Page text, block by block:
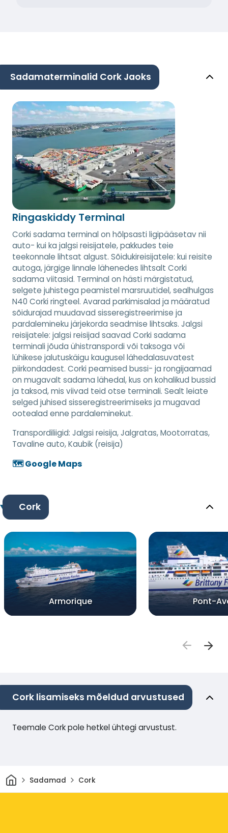
Sadamaterminalid Cork Jaoks
Ringaskiddy Terminal
Corki sadama terminal on hõlpsasti ligipääsetav nii
auto- kui ka jalgsi reisijatele, pakkudes teie
teekonnale lihtsat algust. Sõidukireisijatele: kui reisite
autoga, järgige linnale lähenedes lihtsalt Corki
sadama viitasid. Terminal on hästi märgistatud,
selgete juhistega peamistel marsruutidel, sealhulgas
N40 Corki ringteel. Avarad parkimisalad ja määratud
sõidurajad muudavad sisseregistreerimise ja
pardalemineku järjekorda seadmise lihtsaks. Jalgsi
reisijatele: jalgsi reisijad saavad Corki sadama
terminali jõuda ühistranspordi või taksoga või
lühikese jalutuskäigu kaugusel lähedalasuvatest
piirkondadest. Corki peamised bussi- ja rongijaamad
on mugavalt sadama lähedal, kus on kohalikud bussid
ja taksod, mis viivad teid otse terminali. Sealt leiate
selged juhised sisseregistreerimiseks ja mugavad
ootealad enne pardaleminekut.
Transpordiliigid: Jalgsi reisija, Jalgratas, Mootorratas,
Tavaline auto, Kaubik (reisija)
🗺️ Google Maps
Cork
Armorique Pont-
Cork lisamiseks mõeldud arvustused
Teemale Cork pole hetkel ühtegi arvustust.
Avaleht
Sadamad Cork